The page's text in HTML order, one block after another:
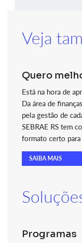
Veja
Quero
Está na hora de
Da área de
pela gestão de
SEBRAE RS tem
formato certo para
SAIBA MAIS
Programas